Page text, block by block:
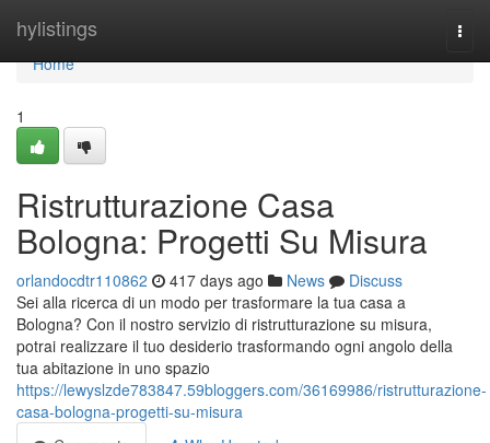
hylistings
Home
Home
1
Ristrutturazione Casa
Bologna: Progetti Su Misura
orlandocdtr110862 417 days ago News
Discuss
Sei alla ricerca di un modo per trasformare la tua casa a
Bologna? Con il nostro servizio di ristrutturazione su misura,
potrai realizzare il tuo desiderio trasformando ogni angolo della
tua abitazione in uno spazio
https://lewyslzde783847.59bloggers.com/36169986/ristrutturazione-
casa-bologna-progetti-su-misura